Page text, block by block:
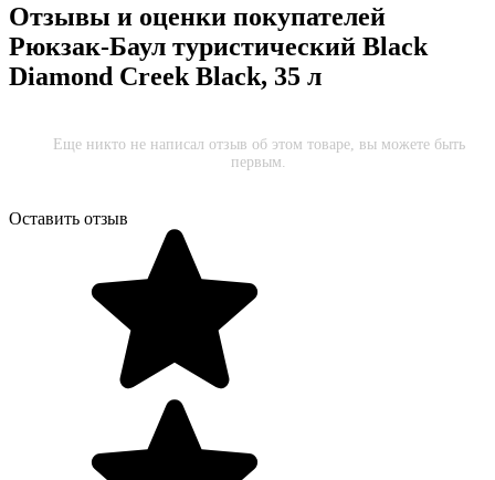
Отзывы и оценки покупателей
Рюкзак-Баул туристический Black
Diamond Creek Black, 35 л
Еще никто не написал отзыв об этом товаре, вы можете быть
первым.
Оставить отзыв